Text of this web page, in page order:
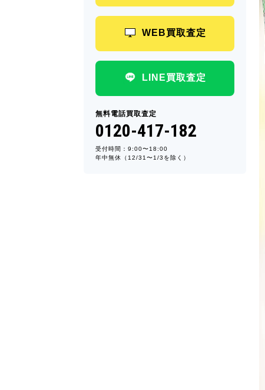
WEB買取査定
LINE買取査定
無料電話買取査定
0120-417-182
受付時間：9:00〜18:00
年中無休（12/31〜1/3を除く）